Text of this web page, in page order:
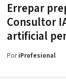
Errepar
Consultor
artificial
PoriProfesional